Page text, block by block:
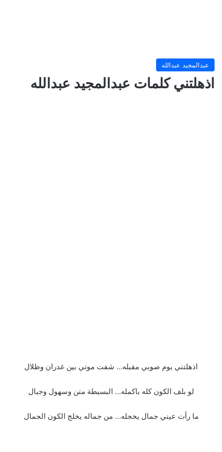
عبدالمجيد عبدالله
اذهلتني كلمات عبدالمجيد عبدالله
اذهلتني يوم صوبي مقبله… شفت موتي بين غدران وظلال
لو بلف الكون كله باكمله… البسيطة متن وسهول وجبال
ما رأت عيني جمال يخجله… من جماله يخلج الكون الجمال